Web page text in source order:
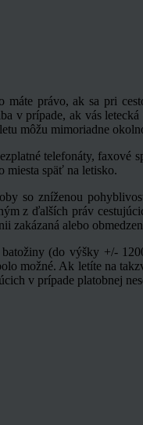
právo, ak sa pri
v prípade, ak vás
môžu mimoriadne
telefonáty, faxové
miesta späť na letisko.
so zníženou
z ďalších práv
zakázaná alebo
(do výšky +/-
možné. Ak letíte na
v prípade platobnej